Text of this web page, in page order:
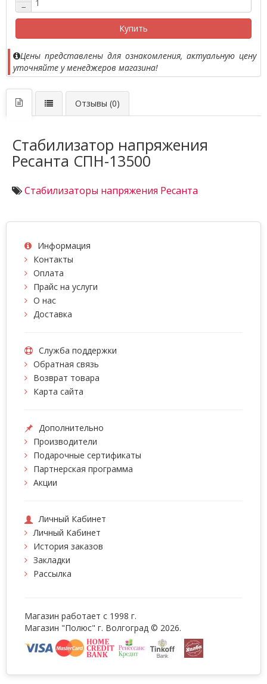
−
Купить
Цены представлены для ознакомления, актуальную цену
уточняйте у менеджеров магазина!
Отзывы (0)
Стабилизатор напряжения
Ресанта СПН-13500
Стабилизаторы напряжения Ресанта
Информация
Контакты
Оплата
Прайс на услуги
О нас
Доставка
Служба поддержки
Обратная связь
Возврат товара
Карта сайта
Дополнительно
Производители
Подарочные сертификаты
Партнерская программа
Акции
Личный Кабинет
Личный Кабинет
История заказов
Закладки
Рассылка
Магазин работает с 1998 г.
Магазин "Полюс" г. Волгоград © 2026.